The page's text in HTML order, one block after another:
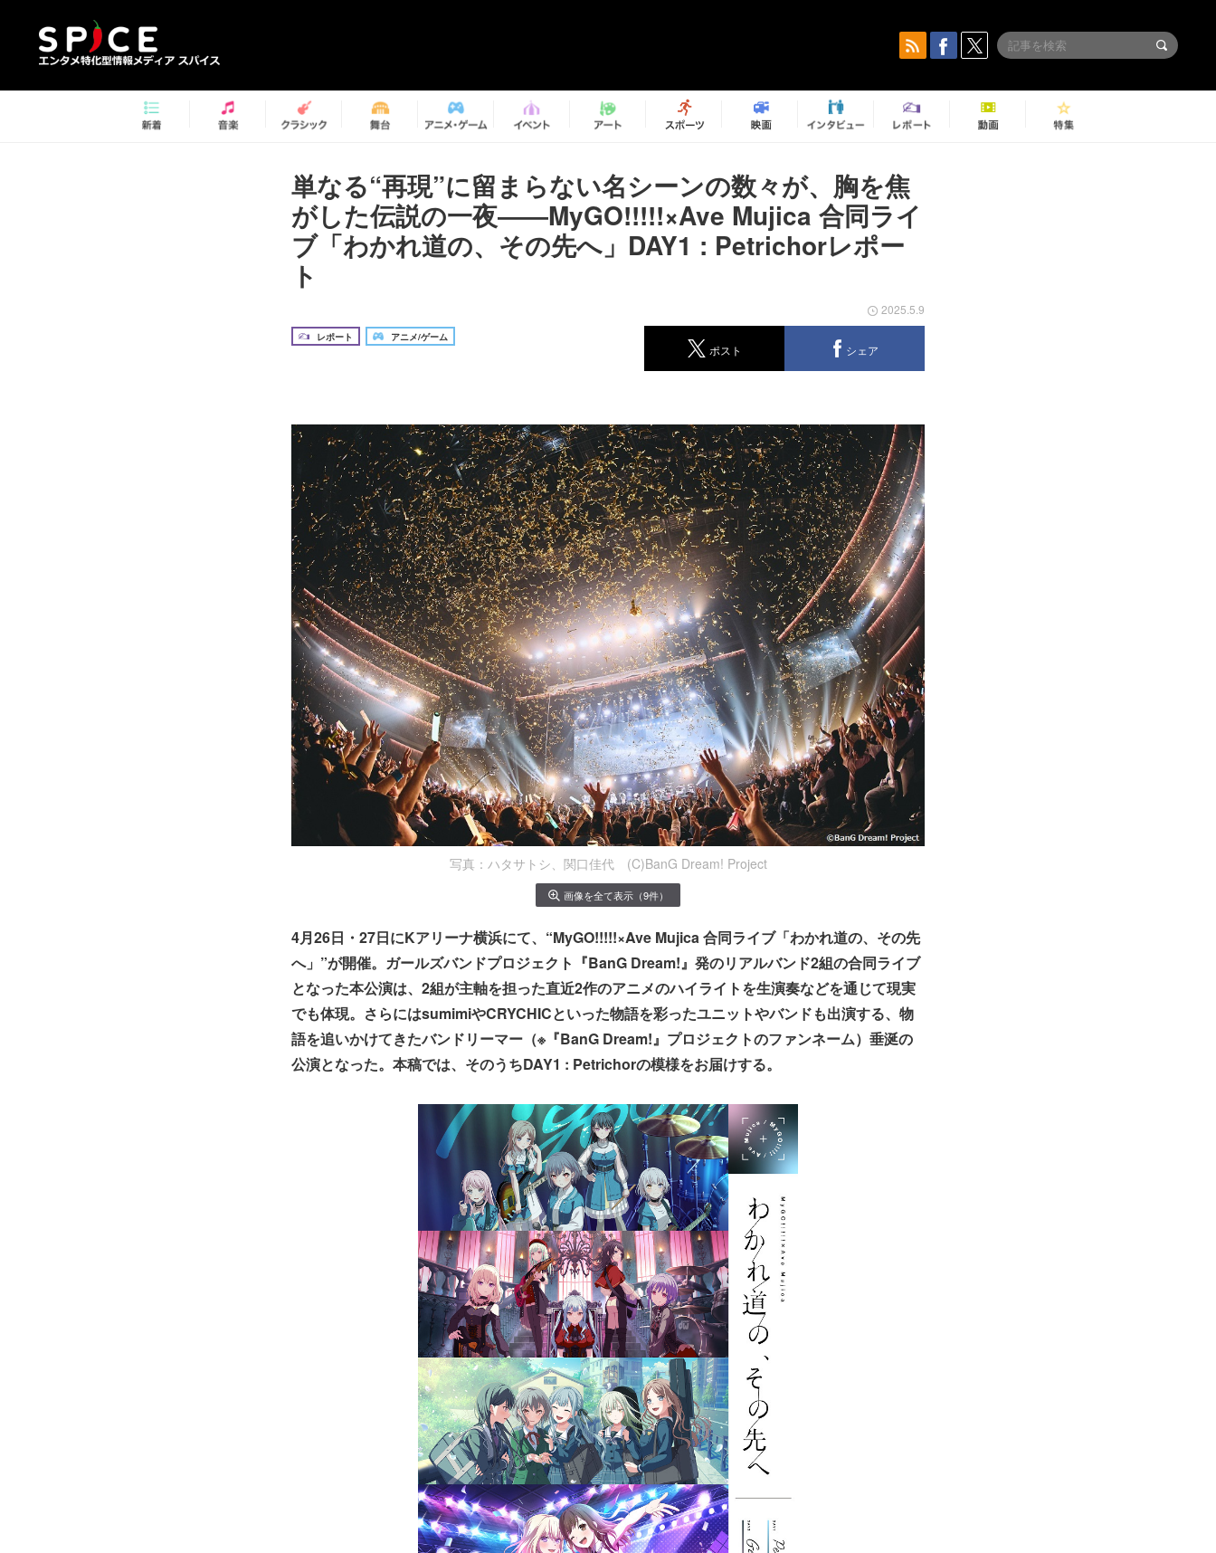
単なる“再現”に留まらない名シーンの数々が、胸を焦
がした伝説の一夜――MyGO!!!!!×Ave Mujica 合同ライ
ブ「わかれ道の、その先へ」DAY1 : Petrichorレポー
ト
レポート アニメ/ゲーム
2025.5.9
ポスト シェア
写真：ハタサトシ、関口佳代 (C)BanG Dream! Project
画像を全て表示（9件）
4月26日・27日にKアリーナ横浜にて、“MyGO!!!!!×Ave Mujica 合同ライブ「わかれ道の、その先
へ」”が開催。ガールズバンドプロジェクト『BanG Dream!』発のリアルバンド2組の合同ライブ
となった本公演は、2組が主軸を担った直近2作のアニメのハイライトを生演奏などを通じて現実
でも体現。さらにはsumimiやCRYCHICといった物語を彩ったユニットやバンドも出演する、物
語を追いかけてきたバンドリーマー（※『BanG Dream!』プロジェクトのファンネーム）垂涎の
公演となった。本稿では、そのうちDAY1 : Petrichorの模様をお届けする。